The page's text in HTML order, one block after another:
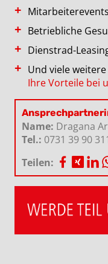
Betriebliche
Dienstrad-
Und viele
Ihre Vorteile bei
Name: Dragana
Tel.: 0731 39 90
Teilen: